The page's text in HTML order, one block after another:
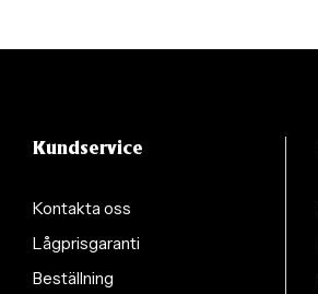
Kundservice
Kontakta oss
Lågprisgaranti
Beställning